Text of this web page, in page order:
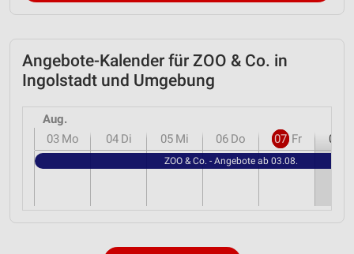
Angebote-Kalender für ZOO & Co. in
Ingolstadt und Umgebung
Aug.
03 Mo 04 Di 05 Mi 06 Do 07 Fr 08
ZOO & Co. - Angebote ab 03.08.